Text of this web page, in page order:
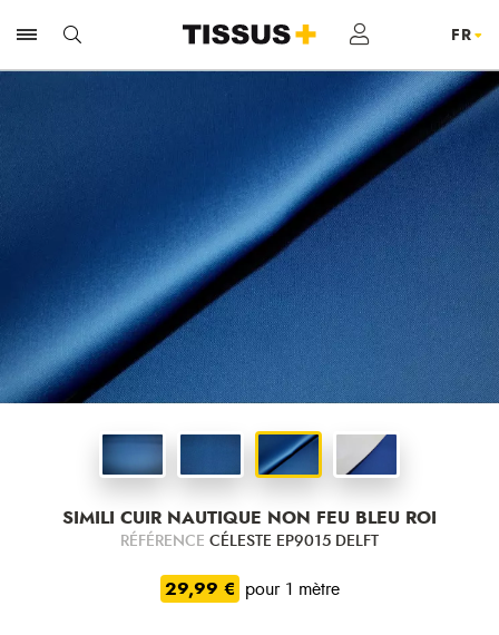
SIMILI CUIR NAUTIQUE NON FEU BLEU ROI
RÉFÉRENCE CÉLESTE EP9015 DELFT
29,99 € pour 1 mètre